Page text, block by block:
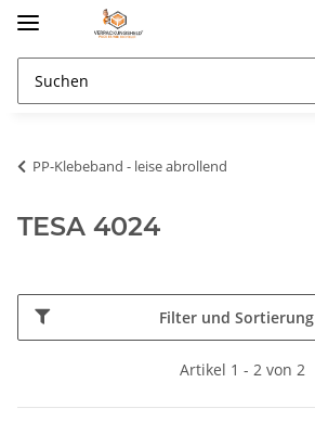
PP-Klebeband - leise abrollend
TESA 4024
Filter und Sortierung
Artikel 1 - 2 von 2